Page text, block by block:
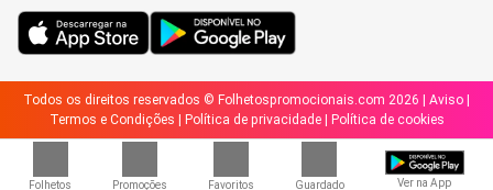
Folhetos Promoções Favoritos Guardado Ver na App
Todos os direitos reservados © Folhetospromocionais.com 2026 | Aviso |
Termos e Condições | Política de privacidade| Política de cookies